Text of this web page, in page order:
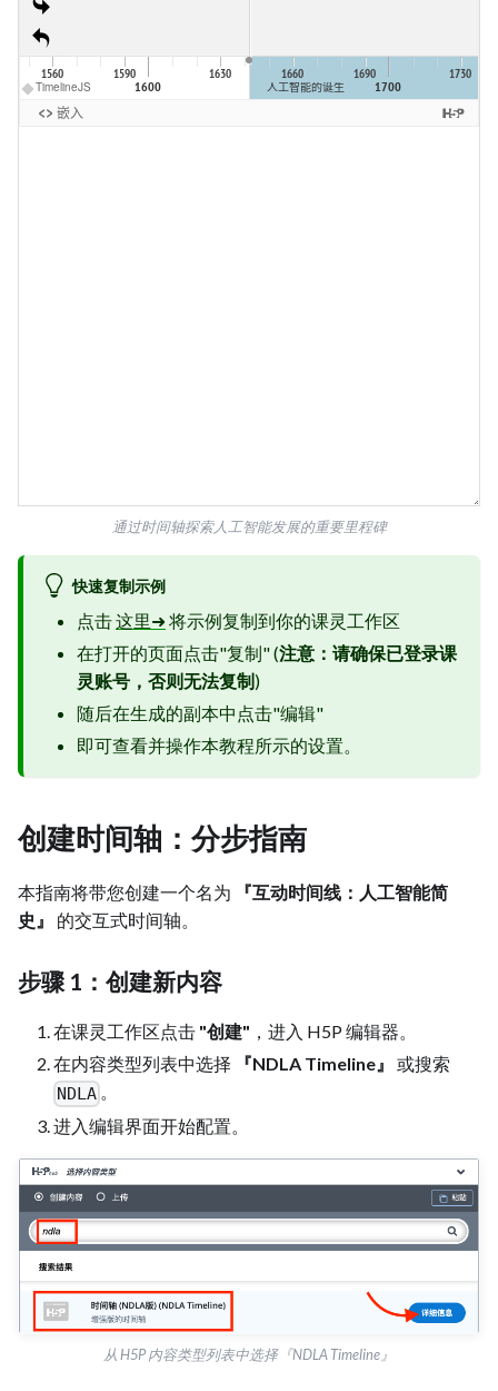
通过时间轴探索人工智能发展的重要里程碑
快速复制示例
点击这里➜ 将示例复制到你的课灵工作区
在打开的页面点击"复制" (注意：请确保已登录课
灵账号，否则无法复制)
随后在生成的副本中点击"编辑"
即可查看并操作本教程所示的设置。
创建时间轴：分步指南
本指南将带您创建一个名为
『互动时间线：人工智能简
史』
的交互式时间轴。
步骤 1：创建新内容
在课灵工作区点击 "创建" ，进入 H5P 编辑器。
在内容类型列表中选择
『NDLA Timeline』 或搜索
NDLA 。
进入编辑界面开始配置。
从 H5P 内容类型列表中选择『NDLA Timeline』